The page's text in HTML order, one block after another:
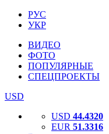
РУС
УКР
ВИДЕО
ФОТО
ПОПУЛЯРНЫЕ
СПЕЦПРОЕКТЫ
USD
USD 44.4320
EUR 51.3316